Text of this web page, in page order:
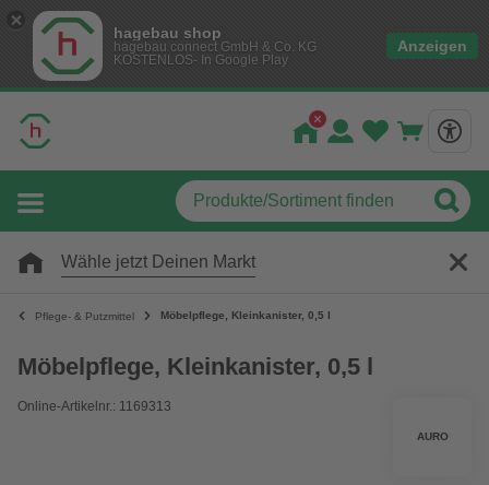
hagebau shop
hagebau connect GmbH & Co. KG
KOSTENLOS- In Google Play
Anzeigen
Wähle jetzt Deinen Markt
Pflege- & Putzmittel Möbelpflege, Kleinkanister, 0,5 l
Möbelpflege, Kleinkanister, 0,5 l
Online-Artikelnr.: 1169313
AURO